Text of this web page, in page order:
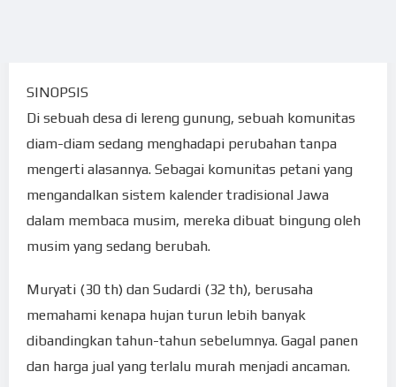
SINOPSIS
Di sebuah desa di lereng gunung, sebuah komunitas
diam-diam sedang menghadapi perubahan tanpa
mengerti alasannya. Sebagai komunitas petani yang
mengandalkan sistem kalender tradisional Jawa
dalam membaca musim, mereka dibuat bingung oleh
musim yang sedang berubah.
Muryati (30 th) dan Sudardi (32 th), berusaha
memahami kenapa hujan turun lebih banyak
dibandingkan tahun-tahun sebelumnya. Gagal panen
dan harga jual yang terlalu murah menjadi ancaman.